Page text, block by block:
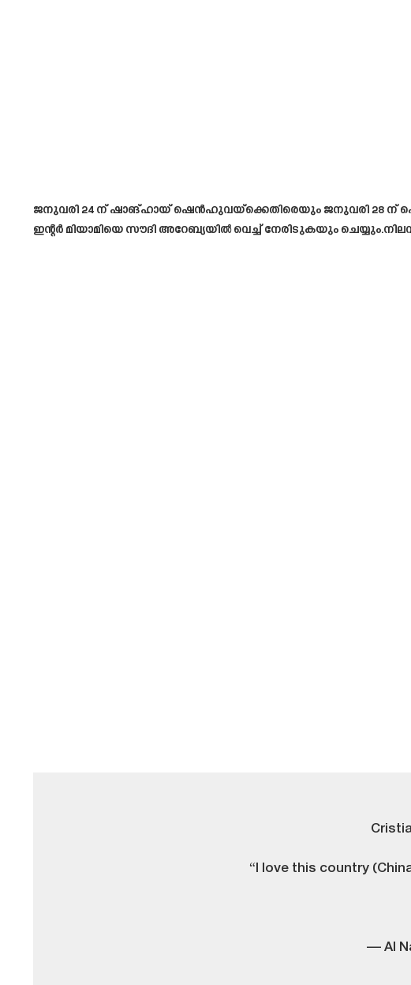
ജനുവരി 24 ന് ഷാങ്ഹായ് ഷെൻഹുവയ്‌ക്കെതിരെയും ജനുവരി 28 ന്
ഇന്റർ മിയാമിയെ സൗദി അറേബ്യയിൽ വെച്ച് നേരിടുകയും
“I love this country
— Al